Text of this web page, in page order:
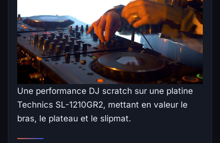
Une performance DJ scratch sur une platine
Technics SL-1210GR2, mettant en valeur le
bras, le plateau et le slipmat.